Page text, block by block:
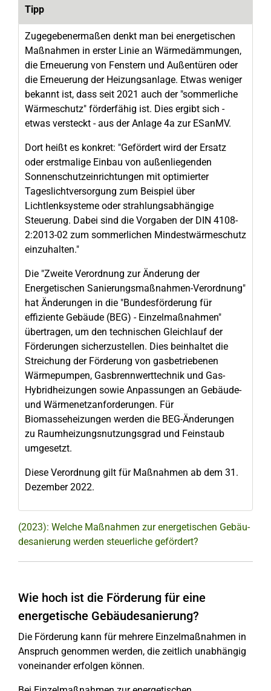
Tipp
Zugegebenermaßen denkt man bei energetischen
Maßnahmen in erster Linie an Wärmedämmungen,
die Erneuerung von Fenstern und Außentüren oder
die Erneuerung der Heizungsanlage. Etwas weniger
bekannt ist, dass seit 2021 auch der "sommerliche
Wärmeschutz" förderfähig ist. Dies ergibt sich -
etwas versteckt - aus der Anlage 4a zur ESanMV.
Dort heißt es konkret: "Gefördert wird der Ersatz
oder erstmalige Einbau von außenliegenden
Sonnenschutzeinrichtungen mit optimierter
Tageslichtversorgung zum Beispiel über
Lichtlenksysteme oder strahlungsabhängige
Steuerung. Dabei sind die Vorgaben der DIN 4108-
2:2013-02 zum sommerlichen Mindestwärmeschutz
einzuhalten."
Die "Zweite Verordnung zur Änderung der
Energetischen Sanierungsmaßnahmen-Verordnung"
hat Änderungen in die "Bundesförderung für
effiziente Gebäude (BEG) - Einzelmaßnahmen"
übertragen, um den technischen Gleichlauf der
Förderungen sicherzustellen. Dies beinhaltet die
Streichung der Förderung von gasbetriebenen
Wärmepumpen, Gasbrennwerttechnik und Gas-
Hybridheizungen sowie Anpassungen an Gebäude-
und Wärmenetzanforderungen. Für
Biomasseheizungen werden die BEG-Änderungen
zu Raumheizungsnutzungsgrad und Feinstaub
umgesetzt.
Diese Verordnung gilt für Maßnahmen ab dem 31.
Dezember 2022.
(2023): Welche Maßnahmen zur ener­ge­ti­schen Ge­bäu­
des­a­nie­run­g werden steu­er­li­che gefördert?
Wie hoch ist die Förderung für eine
energetische Gebäudesanierung?
Die Förderung kann für mehrere Einzelmaßnahmen in
Anspruch genommen werden, die zeitlich unabhängig
voneinander erfolgen können.